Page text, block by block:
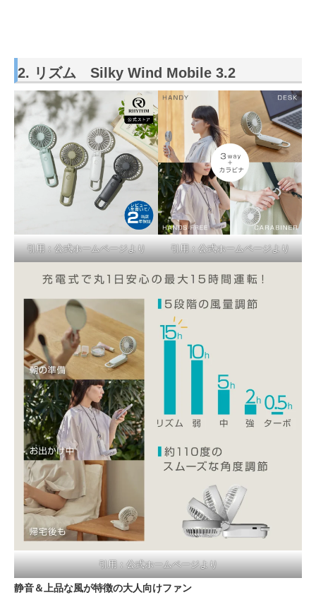
2. リズム Silky Wind Mobile 3.2
引用：公式ホームページより 引用：公式ホームページより
引用：公式ホームページより
静音＆上品な風が特徴の大人向けファン